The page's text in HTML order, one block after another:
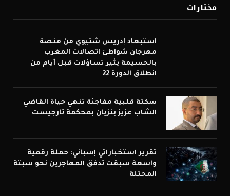
مختارات
استبعاد إدريس شتيوي من منصة
مهرجان شواطئ اتصالات المغرب
بالحسيمة يثير تساؤلات قبل أيام من
انطلاق الدورة 22
سكتة قلبية مفاجئة تنهي حياة القاضي
الشاب عزيز بنزيان بمحكمة تارجيست
تقرير استخباراتي إسباني: حملة رقمية
واسعة سبقت تدفق المهاجرين نحو سبتة
المحتلة